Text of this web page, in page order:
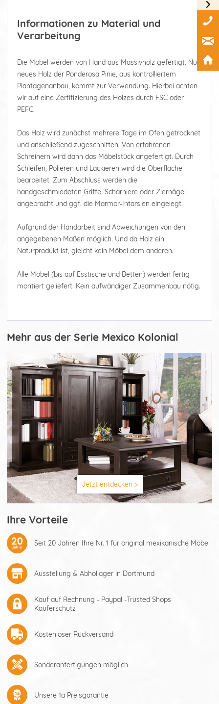
Informationen zu Material und
Verarbeitung
Die Möbel werden von Hand aus Massivholz gefertigt. Nur
neues Holz der Ponderosa Pinie, aus kontrolliertem
Plantagenanbau, kommt zur Verwendung. Hierbei achten
wir auf eine Zertifizierung des Holzes durch FSC oder
PEFC.
Das Holz wird zunächst mehrere Tage im Ofen getrocknet
und anschließend zugeschnitten. Von erfahrenen
Schreinern wird dann das Möbelstück angefertigt. Durch
Schleifen, Polieren und Lackieren wird die Oberfläche
bearbeitet. Zum Abschluss werden die
handgeschmiedeten Griffe, Scharniere oder Ziernägel
angebracht und ggf. die Marmor-Intarsien eingelegt.
Aufgrund der Handarbeit sind Abweichungen von den
angegebenen Maßen möglich. Und da Holz ein
Naturprodukt ist, gleicht kein Möbel dem anderen.
Alle Möbel (bis auf Esstische und Betten) werden fertig
montiert geliefert. Kein aufwändiger Zusammenbau nötig.
Mehr aus der Serie Mexico Kolonial
Jetzt entdecken >
Ihre Vorteile
Seit 20 Jahren Ihre Nr. 1 für original mexikanische Möbel
Ausstellung & Abhollager in Dortmund
Kauf auf Rechnung - Paypal -Trusted Shops
Käuferschutz
Kostenloser Rückversand
Sonderanfertigungen möglich
Unsere 1a Preisgarantie